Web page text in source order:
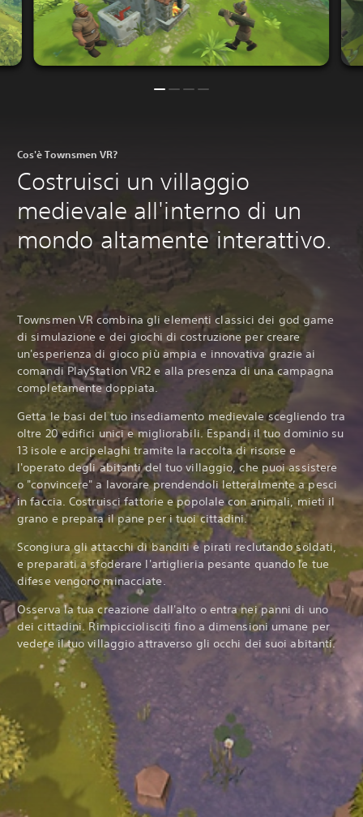
Cos'è Townsmen VR?
Costruisci un villaggio
medievale all'interno di un
mondo altamente interattivo.
Townsmen VR combina gli elementi classici dei god game
di simulazione e dei giochi di costruzione per creare
un'esperienza di gioco più ampia e innovativa grazie ai
comandi PlayStation VR2 e alla presenza di una campagna
completamente doppiata.
Getta le basi del tuo insediamento medievale scegliendo tra
oltre 20 edifici unici e migliorabili. Espandi il tuo dominio su
13 isole e arcipelaghi tramite la raccolta di risorse e
l'operato degli abitanti del tuo villaggio, che puoi assistere
o "convincere" a lavorare prendendoli letteralmente a pesci
in faccia. Costruisci fattorie e popolale con animali, mieti il
grano e prepara il pane per i tuoi cittadini.
Scongiura gli attacchi di banditi e pirati reclutando soldati,
e preparati a sfoderare l'artiglieria pesante quando le tue
difese vengono minacciate.
Osserva la tua creazione dall'alto o entra nei panni di uno
dei cittadini. Rimpicciolisciti fino a dimensioni umane per
vedere il tuo villaggio attraverso gli occhi dei suoi abitanti.